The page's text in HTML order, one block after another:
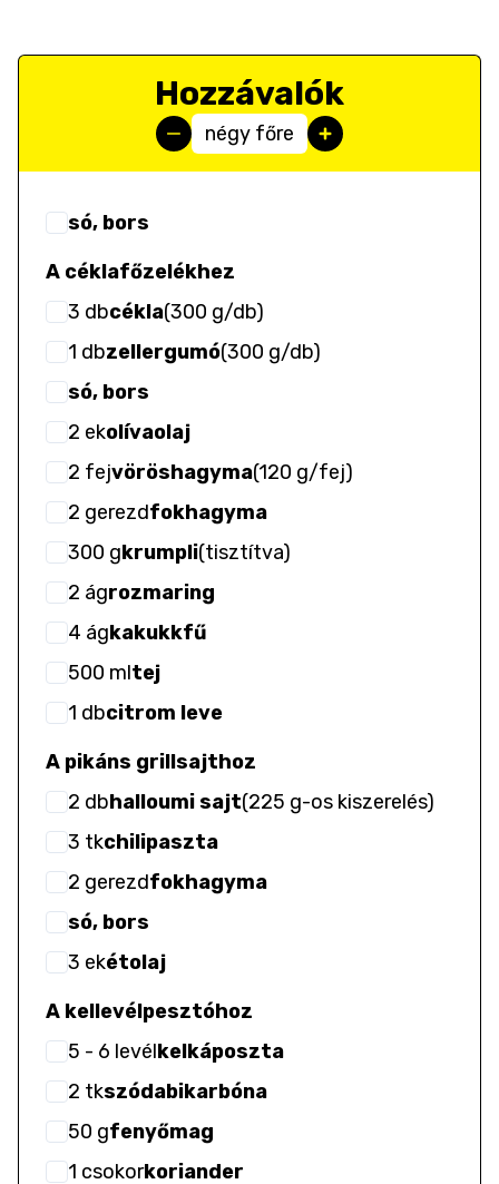
Hozzávalók
négy főre
só, bors
A céklafőzelékhez
3 dbcékla(300 g/db)
1 dbzellergumó(300 g/db)
só, bors
2 ekolívaolaj
2 fejvöröshagyma(120 g/fej)
2 gerezdfokhagyma
300 gkrumpli(tisztítva)
2 ágrozmaring
4 ágkakukkfű
500 mltej
1 dbcitrom leve
A pikáns grillsajthoz
2 dbhalloumi sajt(225 g-os kiszerelés)
3 tkchilipaszta
2 gerezdfokhagyma
só, bors
3 ekétolaj
A kellevélpesztóhoz
5 - 6 levélkelkáposzta
2 tkszódabikarbóna
50 gfenyőmag
1 csokorkoriander